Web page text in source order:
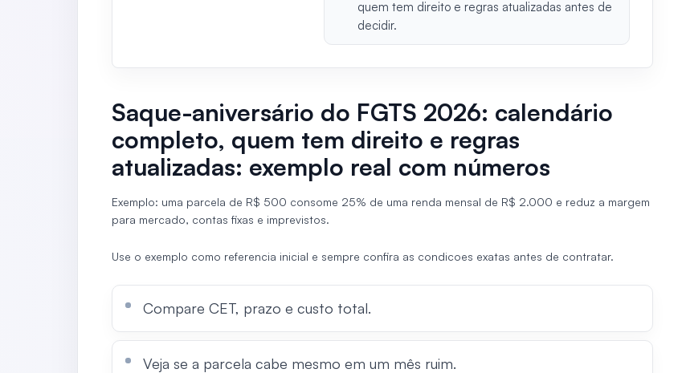
quem tem direito e regras atualizadas antes de
decidir.
Saque-aniversário do FGTS 2026: calendário
completo, quem tem direito e regras
atualizadas: exemplo real com números
Exemplo: uma parcela de R$ 500 consome 25% de uma renda mensal de R$ 2.000 e reduz a margem
para mercado, contas fixas e imprevistos.
Use o exemplo como referencia inicial e sempre confira as condicoes exatas antes de contratar.
Compare CET, prazo e custo total.
Veja se a parcela cabe mesmo em um mês ruim.